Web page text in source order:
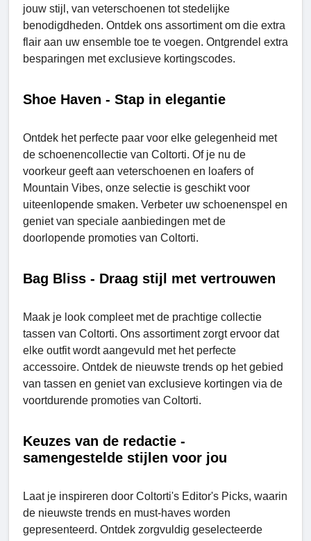
jouw stijl, van veterschoenen tot stedelijke
benodigdheden. Ontdek ons assortiment om die extra
flair aan uw ensemble toe te voegen. Ontgrendel extra
besparingen met exclusieve kortingscodes.
Shoе Haven - Stap in elegantie
Ontdek het perfecte paar voor elke gelegenheid met
de schoenencollectie van Coltorti. Of je nu de
voorkeur geeft aan veterschoenen en loafers of
Mountain Vibеs, onze selectie is geschikt voor
uiteenlopende smaken. Verbeter uw schoenenspel en
geniet van speciale aanbiedingen met de
doorlopende promoties van Coltorti.
Bag Bliss - Draag stijl met vertrouwen
Maak je look compleet met de prachtige collectie
tassen van Coltorti. Ons assortiment zorgt ervoor dat
elke outfit wordt aangevuld met het perfecte
accessoire. Ontdek de nieuwste trends op het gebied
van tassen en geniet van exclusieve kortingen via de
voortdurende promoties van Coltorti.
Keuzes van de redactie -
samengestelde stijlen voor jou
Laat je inspireren door Coltorti's Editor's Picks, waarin
de nieuwste trends en must-haves worden
gepresenteerd. Ontdek zorgvuldig geselecteerde